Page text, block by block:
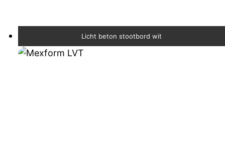
Licht beton stootbord wit